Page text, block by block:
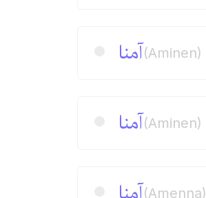
آمنا(Aminen)
آمنا(Aminen)
(Amenna)